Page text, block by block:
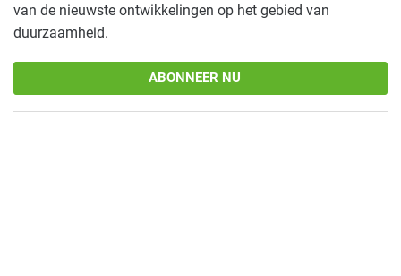
van de nieuwste ontwikkelingen op het gebied van
duurzaamheid.
ABONNEER NU